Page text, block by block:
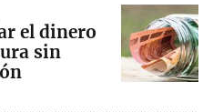
el dinero
sin